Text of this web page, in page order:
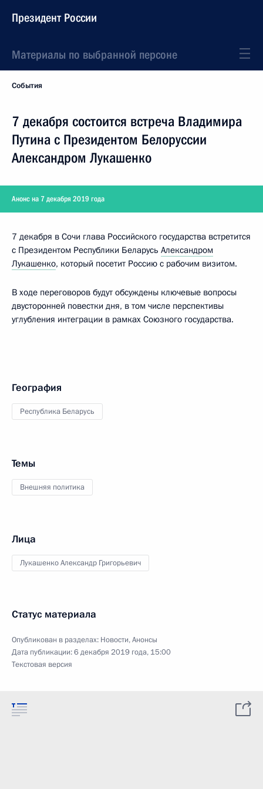
Президент России
Материалы по выбранной персоне
События
7 декабря состоится встреча Владимира
Путина с Президентом Белоруссии
Александром Лукашенко
Анонс на 7 декабря 2019 года
7 декабря в Сочи глава Российского государства встретится
с Президентом Республики Беларусь Александром
Лукашенко, который посетит Россию с рабочим визитом.
В ходе переговоров будут обсуждены ключевые вопросы
двусторонней повестки дня, в том числе перспективы
углубления интеграции в рамках Союзного государства.
География
Республика Беларусь
Темы
Внешняя политика
Лица
Лукашенко Александр Григорьевич
Статус материала
Опубликован в разделах: Новости,Анонсы
Дата публикации:6 декабря 2019 года, 15:00
Текстовая версия